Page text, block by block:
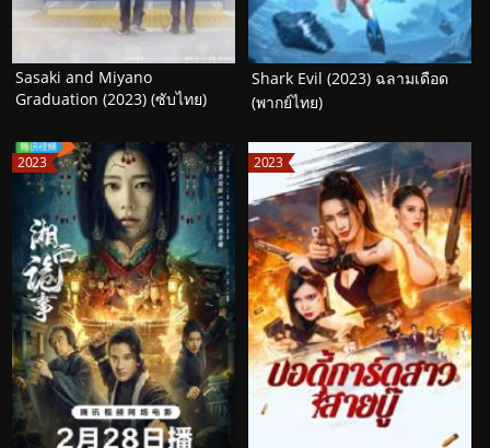
Sasaki and Miyano
Graduation (2023) (ซับไทย)
Shark Evil (2023) ฉลามเดือด
(พากย์ไทย)
2023 2023